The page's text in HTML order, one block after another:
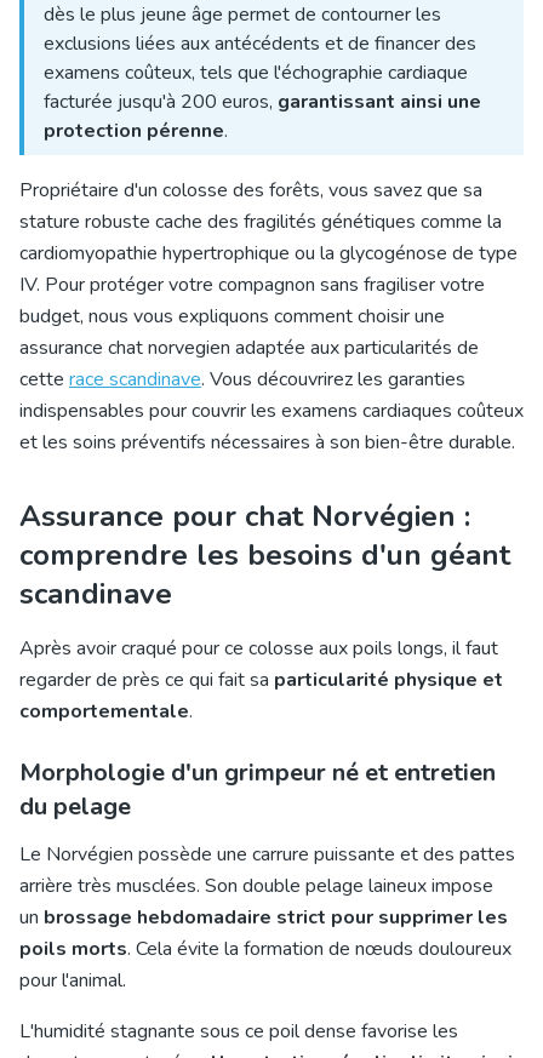
dès le plus jeune âge permet de contourner les
exclusions liées aux antécédents et de financer des
examens coûteux, tels que l'échographie cardiaque
facturée jusqu'à 200 euros, garantissant ainsi une
protection pérenne.
Propriétaire d'un colosse des forêts, vous savez que sa
stature robuste cache des fragilités génétiques comme la
cardiomyopathie hypertrophique ou la glycogénose de type
IV. Pour protéger votre compagnon sans fragiliser votre
budget, nous vous expliquons commentchoisir une
assurance chat norvegien adaptée aux particularités de
cette race scandinave. Vous découvrirez les garanties
indispensables pour couvrir les examens cardiaques coûteux
et les soins préventifs nécessaires à son bien-être durable.
Assurance pour chat Norvégien :
comprendre les besoins d'un géant
scandinave
Après avoir craqué pour ce colosse aux poils longs, il faut
regarder de près ce qui fait sa particularité physique et
comportementale.
Morphologie d'un grimpeur né et entretien
du pelage
Le Norvégien possède une carrure puissante et des pattes
arrière très musclées. Son double pelage laineux impose
un brossage hebdomadaire strict pour supprimer les
poils morts. Cela évite la formation de nœuds douloureux
pour l'animal.
L'humidité stagnante sous ce poil dense favorise les